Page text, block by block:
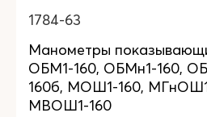
1784-63
Манометры
ОБМ1-160, ОБМн1-160,
160б, МОШ1-160,
МВОШ1-160